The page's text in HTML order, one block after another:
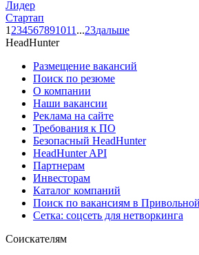
Лидер
Стартап
1 234567891011 ...23дальше
HeadHunter
Размещение вакансий
Поиск по резюме
О компании
Наши вакансии
Реклама на сайте
Требования к ПО
Безопасный HeadHunter
HeadHunter API
Партнерам
Инвесторам
Каталог компаний
Поиск по вакансиям в Привольной
Сетка: соцсеть для нетворкинга
Соискателям